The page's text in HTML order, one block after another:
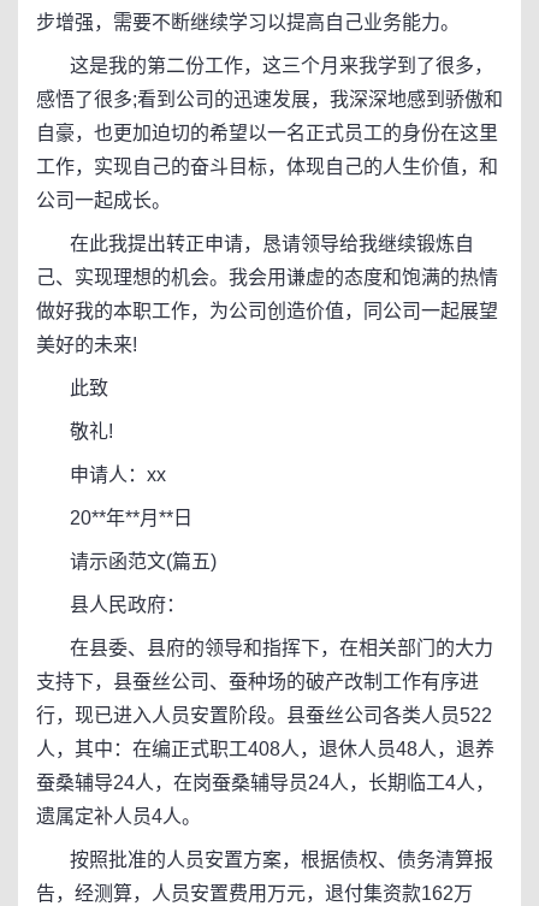
步增强，需要不断继续学习以提高自己业务能力。
这是我的第二份工作，这三个月来我学到了很多，
感悟了很多;看到公司的迅速发展，我深深地感到骄傲和
自豪，也更加迫切的希望以一名正式员工的身份在这里
工作，实现自己的奋斗目标，体现自己的人生价值，和
公司一起成长。
在此我提出转正申请，恳请领导给我继续锻炼自
己、实现理想的机会。我会用谦虚的态度和饱满的热情
做好我的本职工作，为公司创造价值，同公司一起展望
美好的未来!
此致
敬礼!
申请人：xx
20**年**月**日
请示函范文(篇五)
县人民政府：
在县委、县府的领导和指挥下，在相关部门的大力
支持下，县蚕丝公司、蚕种场的破产改制工作有序进
行，现已进入人员安置阶段。县蚕丝公司各类人员522
人，其中：在编正式职工408人，退休人员48人，退养
蚕桑辅导24人，在岗蚕桑辅导员24人，长期临工4人，
遗属定补人员4人。
按照批准的人员安置方案，根据债权、债务清算报
告，经测算，人员安置费用万元，退付集资款162万